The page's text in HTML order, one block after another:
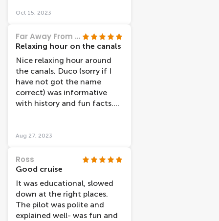
station. There are lots of
with Lovers as their boats
appear a lot more modern
than many others we saw. I
would definitely recommend
the cruise and my teenage
daughter said it was one of
the nicest things we did
Oct 15, 2023
Far Away From Every Day
Relaxing hour on the canals
Nice relaxing hour around
the canals. Duco (sorry if I
have not got the name
correct) was informative
with history and fun facts.
Aug 27, 2023
Ross
Good cruise
It was educational, slowed
down at the right places.
The pilot was polite and
explained well- was fun and